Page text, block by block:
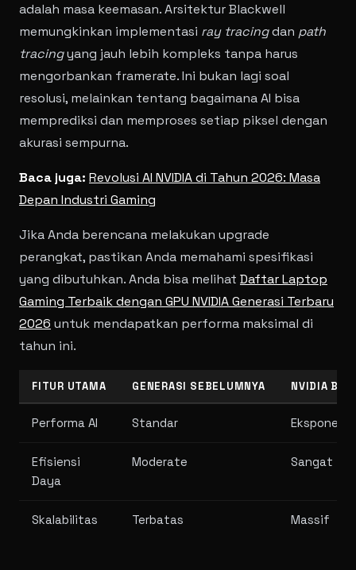
adalah masa keemasan. Arsitektur Blackwell
memungkinkan implementasi ray tracingdan path
tracingyang jauh lebih kompleks tanpa harus
mengorbankan framerate. Ini bukan lagi soal
resolusi, melainkan tentang bagaimana AI bisa
memprediksi dan memproses setiap piksel dengan
akurasi sempurna.
Baca juga: Revolusi AI NVIDIA di Tahun 2026: Masa
Depan Industri Gaming
Jika Anda berencana melakukan upgrade
perangkat, pastikan Anda memahami spesifikasi
yang dibutuhkan. Anda bisa melihat Daftar Laptop
Gaming Terbaik dengan GPU NVIDIA Generasi Terbaru
2026 untuk mendapatkan performa maksimal di
tahun ini.
FITUR UTAMA GENERASI SEBELUMNYA NVIDIA
Performa AI Standar
Efisiensi
Daya
Moderate Sangat
Skalabilitas Terbatas Massif